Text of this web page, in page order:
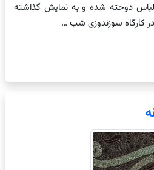
دوخته شده و به نمایش گذاشته
کارگاه سوزندوزی شب …